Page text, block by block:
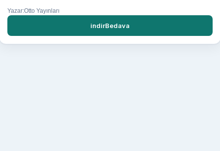
Yazar:Otto Yayınları
indirBedava